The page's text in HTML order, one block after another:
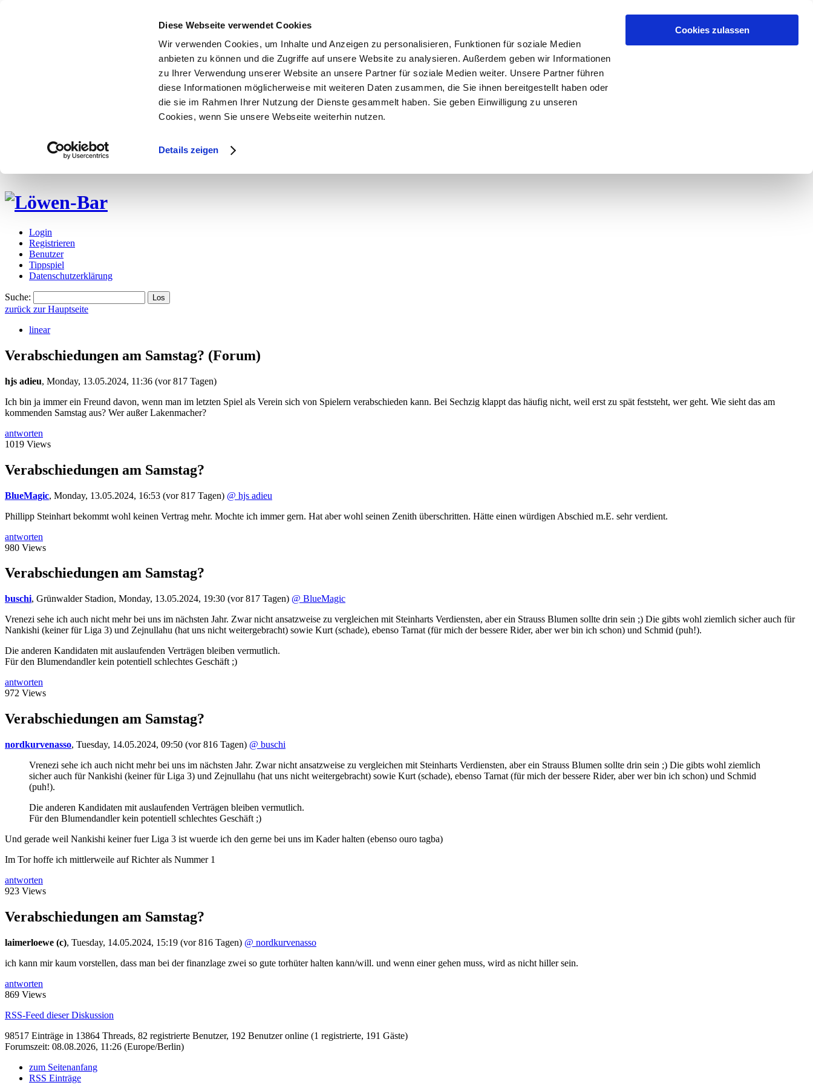
Diese Webseite verwendet Cookies
Wir verwenden Cookies, um Inhalte und Anzeigen zu personalisieren, Funktionen für soziale Medien
anbieten zu können und die Zugriffe auf unsere Website zu analysieren. Außerdem geben wir Informationen
zu Ihrer Verwendung unserer Website an unsere Partner für soziale Medien weiter. Unsere Partner führen
diese Informationen möglicherweise mit weiteren Daten zusammen, die Sie ihnen bereitgestellt haben oder
die sie im Rahmen Ihrer Nutzung der Dienste gesammelt haben. Sie geben Einwilligung zu unseren
Cookies, wenn Sie unsere Webseite weiterhin nutzen.
Details zeigen
Cookies zulassen
Login
Registrieren
Benutzer
Tippspiel
Datenschutzerklärung
Suche:
zurück zur Hauptseite
linear
Verabschiedungen am Samstag? (Forum)
hjs adieu, Monday, 13.05.2024, 11:36 (vor 817 Tagen)
Ich bin ja immer ein Freund davon, wenn man im letzten Spiel als Verein sich von Spielern verabschieden kann. Bei Sechzig klappt das häufig nicht, weil erst zu spät feststeht, wer geht. Wie sieht das am
kommenden Samstag aus? Wer außer Lakenmacher?
antworten
1019 Views
Verabschiedungen am Samstag?
BlueMagic, Monday, 13.05.2024, 16:53 (vor 817 Tagen) @ hjs adieu
Phillipp Steinhart bekommt wohl keinen Vertrag mehr. Mochte ich immer gern. Hat aber wohl seinen Zenith überschritten. Hätte einen würdigen Abschied m.E. sehr verdient.
antworten
980 Views
Verabschiedungen am Samstag?
buschi, Grünwalder Stadion, Monday, 13.05.2024, 19:30 (vor 817 Tagen) @ BlueMagic
Vrenezi sehe ich auch nicht mehr bei uns im nächsten Jahr. Zwar nicht ansatzweise zu vergleichen mit Steinharts Verdiensten, aber ein Strauss Blumen sollte drin sein ;) Die gibts wohl ziemlich sicher auch für
Nankishi (keiner für Liga 3) und Zejnullahu (hat uns nicht weitergebracht) sowie Kurt (schade), ebenso Tarnat (für mich der bessere Rider, aber wer bin ich schon) und Schmid (puh!).
Die anderen Kandidaten mit auslaufenden Verträgen bleiben vermutlich.
Für den Blumendandler kein potentiell schlechtes Geschäft ;)
antworten
972 Views
Verabschiedungen am Samstag?
nordkurvenasso, Tuesday, 14.05.2024, 09:50 (vor 816 Tagen) @ buschi
Vrenezi sehe ich auch nicht mehr bei uns im nächsten Jahr. Zwar nicht ansatzweise zu vergleichen mit Steinharts Verdiensten, aber ein Strauss Blumen sollte drin sein ;) Die gibts wohl ziemlich
sicher auch für Nankishi (keiner für Liga 3) und Zejnullahu (hat uns nicht weitergebracht) sowie Kurt (schade), ebenso Tarnat (für mich der bessere Rider, aber wer bin ich schon) und Schmid
(puh!).
Die anderen Kandidaten mit auslaufenden Verträgen bleiben vermutlich.
Für den Blumendandler kein potentiell schlechtes Geschäft ;)
Und gerade weil Nankishi keiner fuer Liga 3 ist wuerde ich den gerne bei uns im Kader halten (ebenso ouro tagba)
Im Tor hoffe ich mittlerweile auf Richter als Nummer 1
antworten
923 Views
Verabschiedungen am Samstag?
laimerloewe (c), Tuesday, 14.05.2024, 15:19 (vor 816 Tagen) @ nordkurvenasso
ich kann mir kaum vorstellen, dass man bei der finanzlage zwei so gute torhüter halten kann/will. und wenn einer gehen muss, wird as nicht hiller sein.
antworten
869 Views
RSS-Feed dieser Diskussion
98517 Einträge in 13864 Threads, 82 registrierte Benutzer, 192 Benutzer online (1 registrierte, 191 Gäste)
Forumszeit: 08.08.2026, 11:26 (Europe/Berlin)
zum Seitenanfang
RSS Einträge